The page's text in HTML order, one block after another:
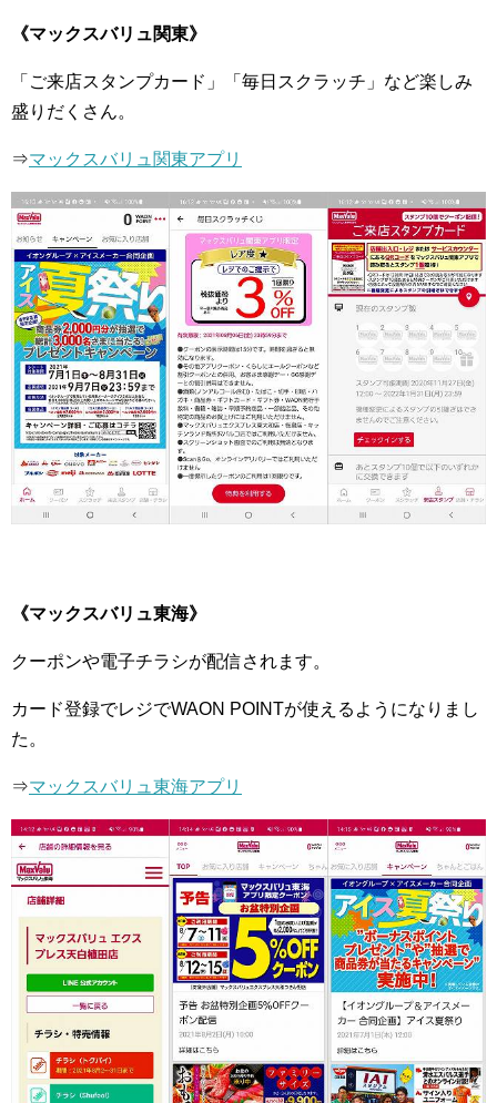
《マックスバリュ関東》
「ご来店スタンプカード」「毎日スクラッチ」など楽しみ
盛りだくさん。
⇒マックスバリュ関東アプリ
《マックスバリュ東海》
クーポンや電子チラシが配信されます。
カード登録でレジでWAON POINTが使えるようになりまし
た。
⇒マックスバリュ東海アプリ